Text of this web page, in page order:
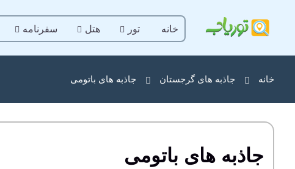
خانه تور هتل سفرنامه
خانه جاذبه های گرجستان جاذبه های باتومی
جاذبه های باتومی